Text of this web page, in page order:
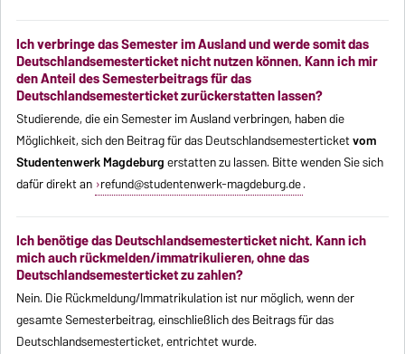
Ich verbringe das Semester im Ausland und werde somit das
Deutschlandsemesterticket nicht nutzen können. Kann ich mir
den Anteil des Semesterbeitrags für das
Deutschlandsemesterticket zurückerstatten lassen?
Studierende, die ein Semester im Ausland verbringen, haben die
Möglichkeit, sich den Beitrag für das Deutschlandsemesterticketvom
Studentenwerk Magdeburgerstatten zu lassen. Bitte wenden Sie sich
dafür direkt an refund@studentenwerk-magdeburg.de.
Ich benötige das Deutschlandsemesterticket nicht. Kann ich
mich auch rückmelden/immatrikulieren, ohne das
Deutschlandsemesterticket zu zahlen?
Nein. Die Rückmeldung/Immatrikulation ist nur möglich, wenn der
gesamte Semesterbeitrag, einschließlich des Beitrags für das
Deutschlandsemesterticket, entrichtet wurde.